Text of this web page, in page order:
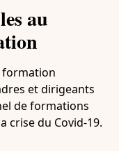
au
formation
et dirigeants
de formations
crise du Covid-19.